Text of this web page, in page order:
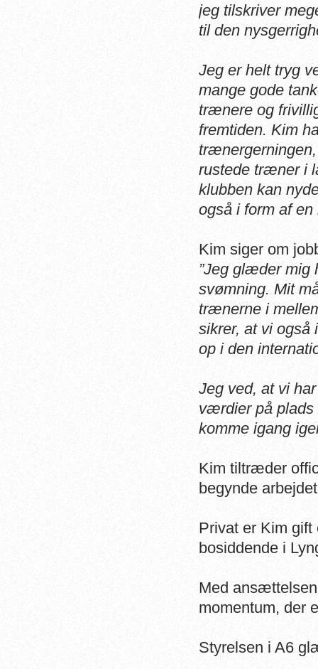
jeg tilskriver
til den
Jeg er helt tryg
mange gode
trænere og
fremtiden. Kim
rustede træner i
klubben kan
også i form af
Kim siger om
”Jeg glæder mig
svømning. Mit
trænerne i
sikrer, at vi også
op i den
Jeg ved, at vi
værdier på plads
komme igang
Kim tiltræder
begynde
Privat er Kim
bosiddende i
Med
momentum, der
Styrelsen i A6